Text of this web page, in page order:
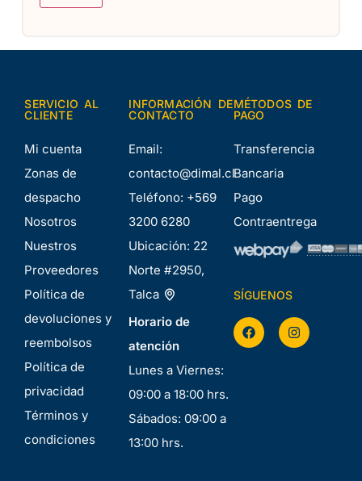
SERVICIO AL
CLIENTE
Mi cuenta
Zonas de
despacho
Nosotros
Nuestros
Proveedores
Política de
devoluciones y
reembolsos
Política de
privacidad
Términos y
condiciones
INFORMACIÓN DE
CONTACTO
Email:
contacto@dimal.cl
Teléfono: +569
3200 6280
Ubicación: 22
Norte #2950,
Talca
Horario de
atención
Lunes a Viernes:
09:00 a 18:00 hrs.
Sábados: 09:00 a
13:00 hrs.
MÉTODOS DE
PAGO
Transferencia
Bancaria
Pago
Contraentrega
SÍGUENOS